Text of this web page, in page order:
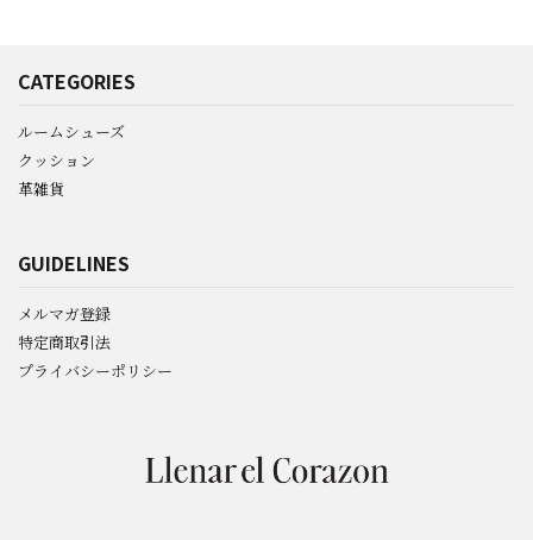
CATEGORIES
ルームシューズ
クッション
革雑貨
GUIDELINES
メルマガ登録
特定商取引法
プライバシーポリシー